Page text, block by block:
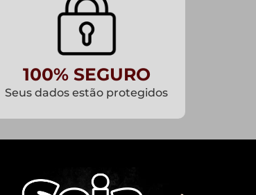
100% SEGURO
Seus dados estão protegidos